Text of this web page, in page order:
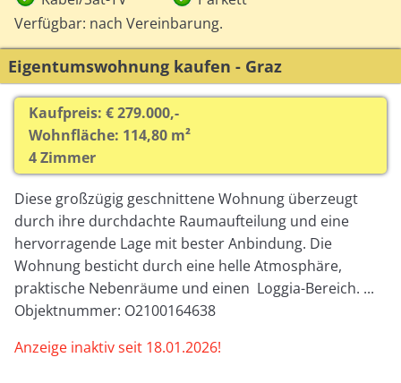
Verfügbar: nach Vereinbarung.
Eigentumswohnung kaufen - Graz
Kaufpreis: € 279.000,-
Wohnfläche: 114,80 m²
4 Zimmer
Diese großzügig geschnittene Wohnung überzeugt
durch ihre durchdachte Raumaufteilung und eine
hervorragende Lage mit bester Anbindung. Die
Wohnung besticht durch eine helle Atmosphäre,
praktische Nebenräume und einen Loggia-Bereich. ...
Objektnummer: O2100164638
Anzeige inaktiv seit 18.01.2026!